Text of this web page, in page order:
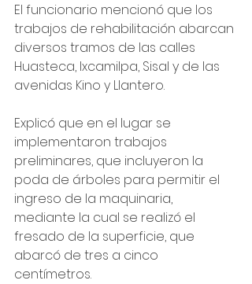
El funcionario mencionó que los
trabajos de rehabilitación abarcan
diversos tramos de las calles
Huasteca, Ixcamilpa, Sisal y de las
avenidas Kino y Llantero.
Explicó que en el lugar se
implementaron trabajos
preliminares, que incluyeron la
poda de árboles para permitir el
ingreso de la maquinaria,
mediante la cual se realizó el
fresado de la superficie, que
abarcó de tres a cinco
centímetros.